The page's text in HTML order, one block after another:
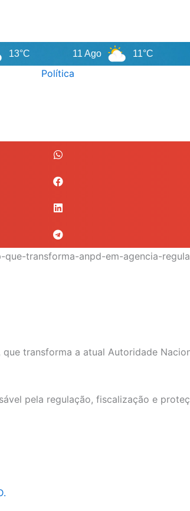
11°C
Política
que transforma a atual Autoridade
pela regulação, fiscalização e